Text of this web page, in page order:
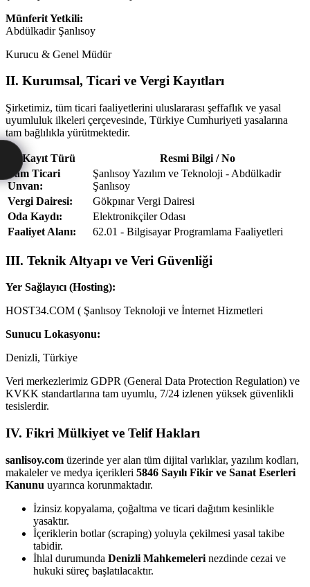
Münferit Yetkili:
Abdülkadir Şanlısoy
Kurucu & Genel Müdür
II. Kurumsal, Ticari ve Vergi Kayıtları
Şirketimiz, tüm ticari faaliyetlerini uluslararası şeffaflık ve yasal
uyumluluk ilkeleri çerçevesinde, Türkiye Cumhuriyeti yasalarına
tam bağlılıkla yürütmektedir.
Kayıt Türü
Resmi Bilgi / No
Tam Ticari
Unvan:
Şanlısoy Yazılım ve Teknoloji - Abdülkadir
Şanlısoy
Vergi Dairesi:
Gökpınar Vergi Dairesi
Oda Kaydı:
Elektronikçiler Odası
Faaliyet Alanı:
62.01 - Bilgisayar Programlama Faaliyetleri
III. Teknik Altyapı ve Veri Güvenliği
Yer Sağlayıcı (Hosting):
HOST34.COM ( Şanlısoy Teknoloji ve İnternet Hizmetleri
Sunucu Lokasyonu:
Denizli, Türkiye
Veri merkezlerimiz GDPR (General Data Protection Regulation) ve
KVKK standartlarına tam uyumlu, 7/24 izlenen yüksek güvenlikli
tesislerdir.
IV. Fikri Mülkiyet ve Telif Hakları
sanlisoy.com üzerinde yer alan tüm dijital varlıklar, yazılım kodları,
makaleler ve medya içerikleri 5846 Sayılı Fikir ve Sanat Eserleri
Kanunu uyarınca korunmaktadır.
İzinsiz kopyalama, çoğaltma ve ticari dağıtım kesinlikle
yasaktır.
İçeriklerin botlar (scraping) yoluyla çekilmesi yasal takibe
tabidir.
İhlal durumunda Denizli Mahkemeleri nezdinde cezai ve
hukuki süreç başlatılacaktır.